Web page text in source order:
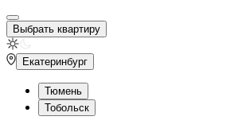
Выбрать квартиру
Екатеринбург
Тюмень
Тобольск